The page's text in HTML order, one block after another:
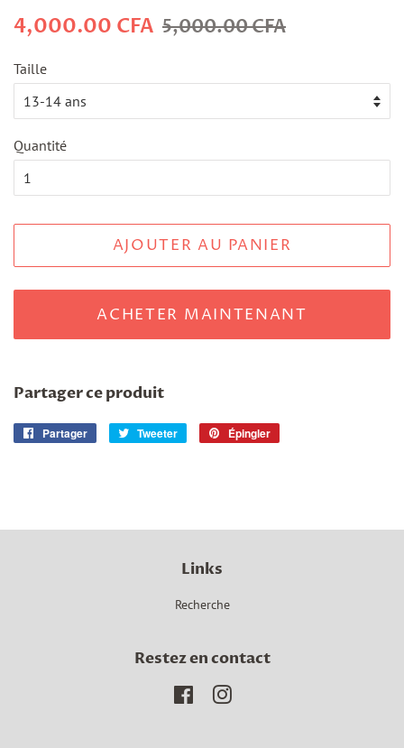
Prix
4,000.00 CFA Prix
5,000.00 CFA
Taille
Quantité
AJOUTER AU PANIER
ACHETER MAINTENANT
Partager ce produit
Partager
PartagerTweeter
Tweeter
Épingler
Links
Recherche
Restez en contact
FacebookInstagram